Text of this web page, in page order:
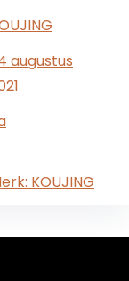
augustus
KOUJING